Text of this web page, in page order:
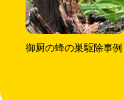
御厨の蜂の巣駆除事例